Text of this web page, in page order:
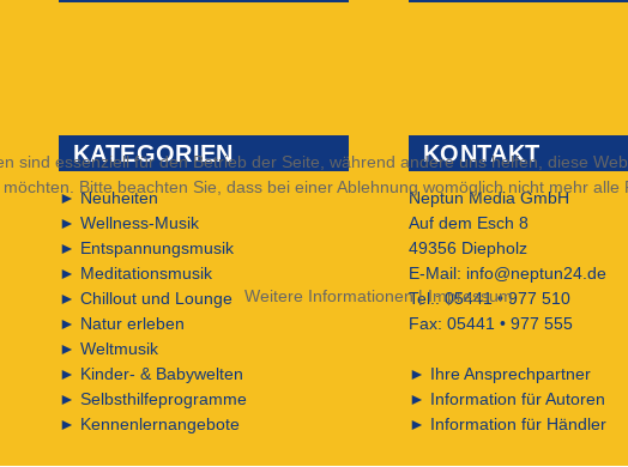
KATEGORIEN
► Neuheiten
► Wellness-Musik
► Entspannungsmusik
► Meditationsmusik
► Chillout und Lounge
► Natur erleben
► Weltmusik
► Kinder- & Babywelten
► Selbsthilfeprogramme
► Kennenlernangebote
KONTAKT
Neptun Media GmbH
Auf dem Esch 8
49356 Diepholz
E-Mail: info@neptun24.de
Tel.: 05441 • 977 510
Fax: 05441 • 977 555
► Ihre Ansprechpartner
► Information für Autoren
► Information für Händler
sind essenziell für den Betrieb der Seite, während andere uns helfen, diese
Bitte beachten Sie, dass bei einer Ablehnung womöglich nicht mehr
Weitere Informationen|Impressum